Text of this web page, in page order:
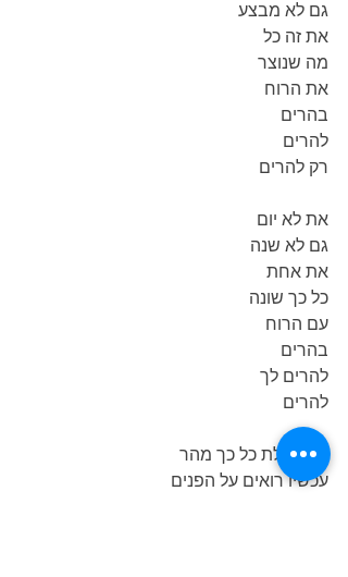
גם לא מבצע
את זה כל
מה שנוצר
את הרוח
בהרים
להרים
רק להרים
את לא יום
גם לא שנה
את אחת
כל כך שונה
עם הרוח
בהרים
להרים לך
להרים
איך גדלת כל כך מהר
עכשיו רואים על הפנים